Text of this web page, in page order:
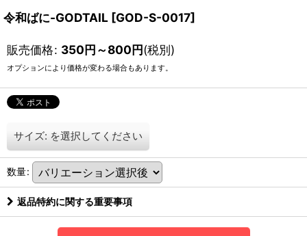
令和ばに-GODTAIL [GOD-S-0017]
販売価格: 350円～800円(税別)
オプションにより価格が変わる場合もあります。
サイズ: を選択してください
数量:
返品特約に関する重要事項